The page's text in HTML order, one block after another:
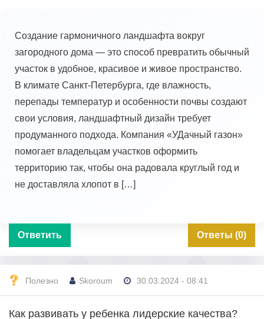
Создание гармоничного ландшафта вокруг
загородного дома — это способ превратить обычный
участок в удобное, красивое и живое пространство.
В климате Санкт-Петербурга, где влажность,
перепады температур и особенности почвы создают
свои условия, ландшафтный дизайн требует
продуманного подхода. Компания «УДачный газон»
помогает владельцам участков оформить
территорию так, чтобы она радовала круглый год и
не доставляла хлопот в […]
Ответить Ответы (0)
Полезно Skoroum 30.03.2024 - 08:41
Как развивать у ребенка лидерские качества?